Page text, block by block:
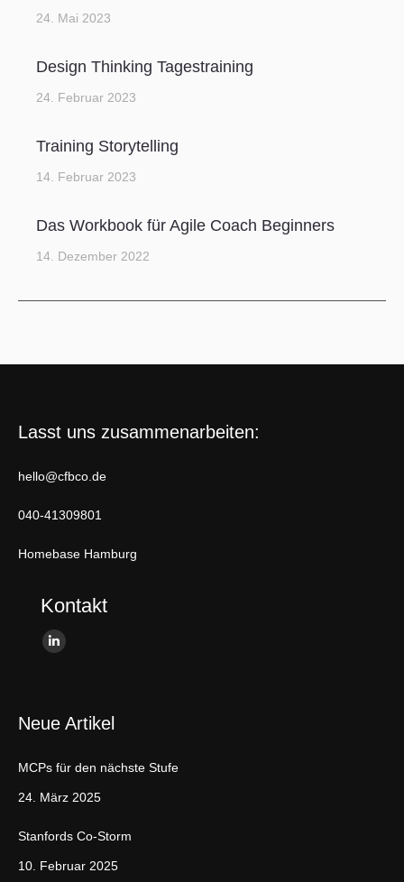
24. Mai 2023
Design Thinking Tagestraining
24. Februar 2023
Training Storytelling
14. Februar 2023
Das Workbook für Agile Coach Beginners
14. Dezember 2022
Lasst uns zusammenarbeiten:
hello@cfbco.de
040-41309801
Homebase Hamburg
Kontakt
Finden Sie uns auf:
L
k
d
i
p
a
Neue Artikel
MCPs für den nächste Stufe
24. März 2025
Stanfords Co-Storm
10. Februar 2025